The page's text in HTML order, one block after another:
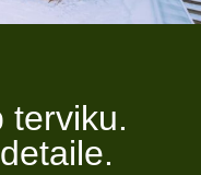
terviku.